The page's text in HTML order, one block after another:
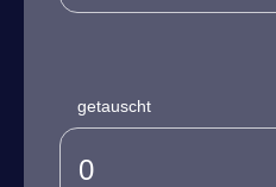
getauscht